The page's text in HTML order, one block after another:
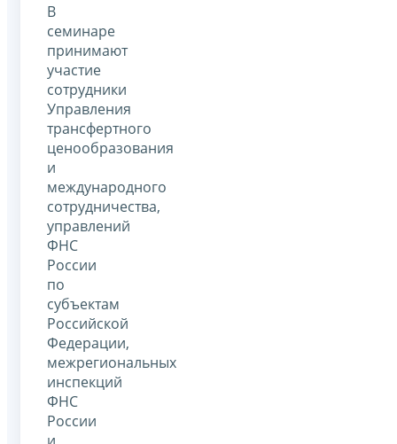
В
семинаре
принимают
участие
сотрудники
Управления
трансфертного
ценообразования
и
международного
сотрудничества,
управлений
ФНС
России
по
субъектам
Российской
Федерации,
межрегиональных
инспекций
ФНС
России
и